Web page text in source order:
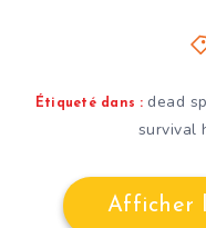
Étiqueté dans : dead
survival
Afficher